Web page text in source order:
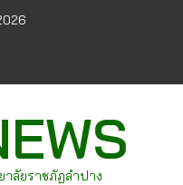
ลัยราชภัฏลำปาง